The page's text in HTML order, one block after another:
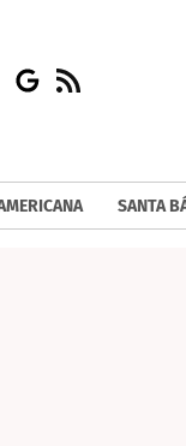
Google
RSS
SANTA